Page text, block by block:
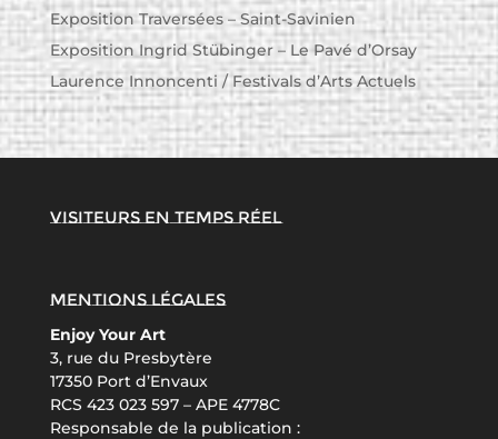
Exposition Traversées – Saint-Savinien
Exposition Ingrid Stübinger – Le Pavé d’Orsay
Laurence Innoncenti / Festivals d’Arts Actuels
Visiteurs en temps réel
Mentions légales
Enjoy Your Art
3, rue du Presbytère
17350 Port d’Envaux
RCS 423 023 597 – APE 4778C
Responsable de la publication :